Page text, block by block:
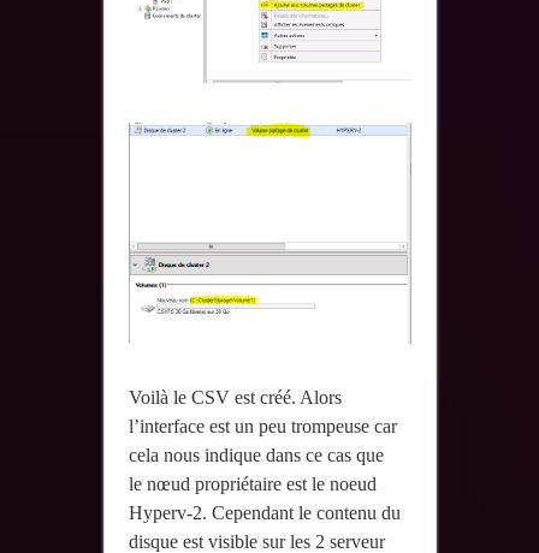
Voilà le CSV est créé. Alors
l’interface est un peu trompeuse car
cela nous indique dans ce cas que
le nœud propriétaire est le noeud
Hyperv-2. Cependant le contenu du
disque est visible sur les 2 serveur